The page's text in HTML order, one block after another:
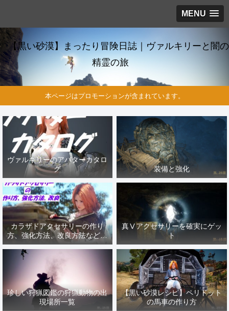
MENU
【黒い砂漠】まったり冒険日誌｜ヴァルキリーと闇の
精霊の旅
本ページはプロモーションが含まれています。
ヴァルキリーのアバターカタロ
グ
装備と強化
カラザドアクセサリーの作り
方、強化方法、改良方法などま
とめ【黒い砂漠冒険日誌１４１
真Ⅴアクセサリーを確実にゲッ
ト
珍しい狩猟図鑑の狩猟動物の出
現場所一覧
【黒い砂漠レシピ】ペリドット
の馬車の作り方